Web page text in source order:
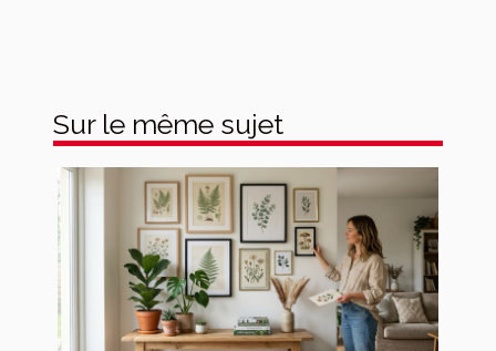
Sur le même sujet